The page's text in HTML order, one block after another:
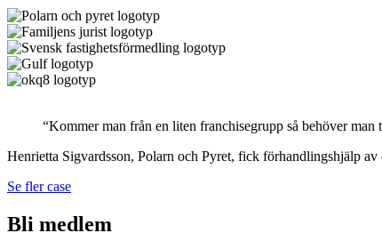
“Kommer man från en liten franchisegrupp så behöver
Henrietta Sigvardsson, Polarn och Pyret, fick förhandlingshjälp
Se fler case
Bli medlem